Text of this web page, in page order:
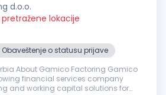
d.o.o.
pretražene lokacije
Obaveštenje o statusu prijave
About Gamico Factoring Gamico
financial services company
and working capital solutions for